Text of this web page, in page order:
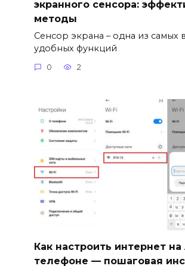
экранного сенсора:
методы
Сенсор экрана – одна из самых
удобных функций
0 2
Как настроить интернет
телефоне — пошаговая